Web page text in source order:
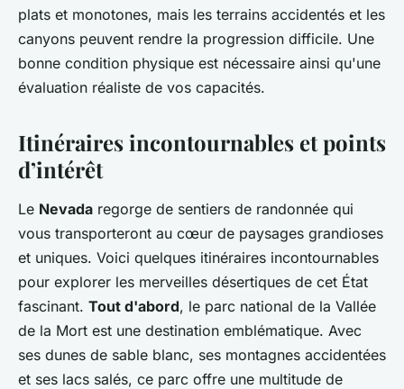
plats et monotones, mais les terrains accidentés et les
canyons peuvent rendre la progression difficile. Une
bonne condition physique est nécessaire ainsi qu'une
évaluation réaliste de vos capacités.
Itinéraires incontournables et points
d’intérêt
Le Nevada regorge de sentiers de randonnée qui
vous transporteront au cœur de paysages grandioses
et uniques. Voici quelques itinéraires incontournables
pour explorer les merveilles désertiques de cet État
fascinant. Tout d'abord, le parc national de la Vallée
de la Mort est une destination emblématique. Avec
ses dunes de sable blanc, ses montagnes accidentées
et ses lacs salés, ce parc offre une multitude de